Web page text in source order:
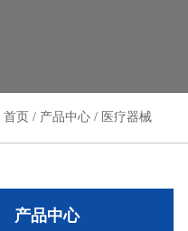
首页 / 产品中心 / 医疗器械
产品中心